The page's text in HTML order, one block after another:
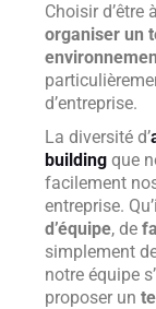
Choisir d’être
organiser un
d’entreprise.
La diversité d’
building que
facilement
entreprise.
d’équipe, de
simplement
notre équipe
proposer un